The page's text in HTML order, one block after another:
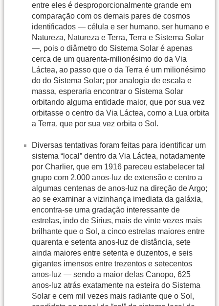
entre eles é desproporcionalmente grande em
comparação com os demais pares de cosmos
identificados — célula e ser humano, ser humano e
Natureza, Natureza e Terra, Terra e Sistema Solar
—, pois o diâmetro do Sistema Solar é apenas
cerca de um quarenta-milionésimo do da Via
Láctea, ao passo que o da Terra é um milionésimo
do do Sistema Solar; por analogia de escala e
massa, esperaria encontrar o Sistema Solar
orbitando alguma entidade maior, que por sua vez
orbitasse o centro da Via Láctea, como a Lua orbita
a Terra, que por sua vez orbita o Sol.
Diversas tentativas foram feitas para identificar um
sistema “local” dentro da Via Láctea, notadamente
por Charlier, que em 1916 pareceu estabelecer tal
grupo com 2.000 anos-luz de extensão e centro a
algumas centenas de anos-luz na direção de Argo;
ao se examinar a vizinhança imediata da galáxia,
encontra-se uma gradação interessante de
estrelas, indo de Sírius, mais de vinte vezes mais
brilhante que o Sol, a cinco estrelas maiores entre
quarenta e setenta anos-luz de distância, sete
ainda maiores entre setenta e duzentos, e seis
gigantes imensos entre trezentos e setecentos
anos-luz — sendo a maior delas Canopo, 625
anos-luz atrás exatamente na esteira do Sistema
Solar e cem mil vezes mais radiante que o Sol,